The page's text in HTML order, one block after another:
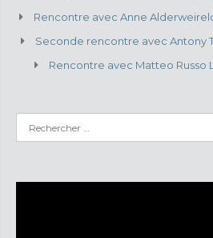
Rencontre avec Anne
Seconde rencontre avec Antony
Rencontre avec Matteo Russo